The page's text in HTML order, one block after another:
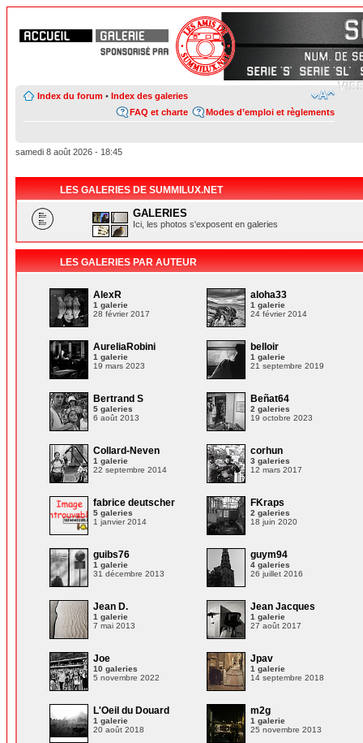
Index du forum • Index des galeries
Modes d’emploi et règlements
FAQ et charte
samedi 8 août 2026 - 18:45
LES GALERIES DE SUMMILUX.NET
GALERIES
Ici, les photos s'exposent en galeries
LES GALERIES PAR AUTEUR
AlexR
1 galerie
28 février 2017
aloha33
1 galerie
24 février 2014
AureliaRobini
1 galerie
19 mars 2023
belloir
1 galerie
21 septembre 2019
Bertrand S
5 galeries
6 août 2013
Beñat64
2 galeries
19 octobre 2023
Collard-Neven
1 galerie
22 septembre 2014
corhun
3 galeries
12 mars 2017
fabrice deutscher
5 galeries
1 janvier 2014
FKraps
2 galeries
18 juin 2020
guibs76
1 galerie
31 décembre 2013
guym94
4 galeries
26 juillet 2016
Jean D.
1 galerie
7 mai 2013
Jean Jacques
1 galerie
27 août 2017
Joe
10 galeries
5 novembre 2022
Jpav
1 galerie
14 septembre 2018
L'Oeil du Douard
1 galerie
20 août 2018
m2g
1 galerie
25 novembre 2013